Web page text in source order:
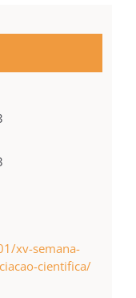
xv-semana-
cientifica/